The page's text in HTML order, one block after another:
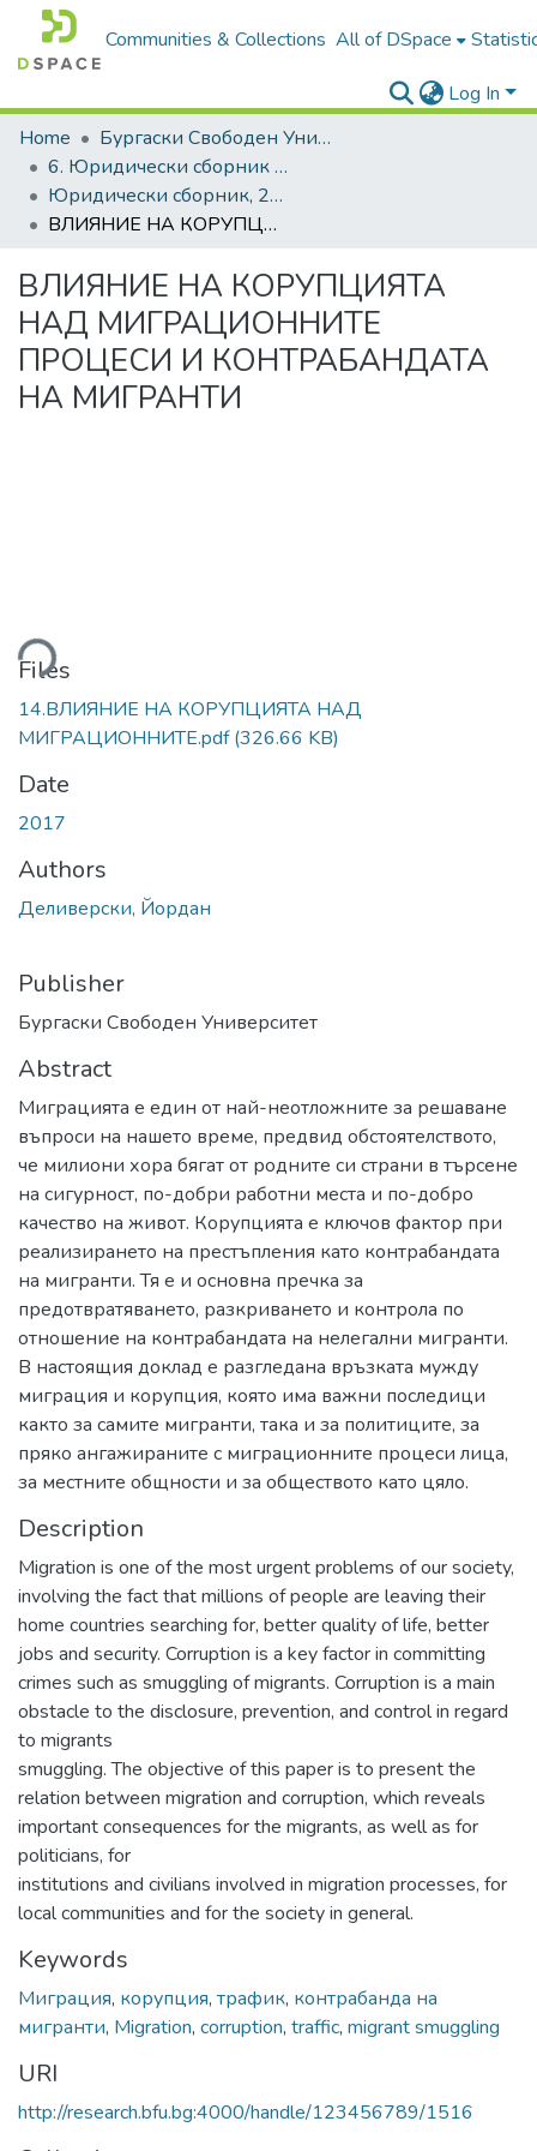
Communities & Collections All of DSpace
Log In
Home
Бургаски Свободен Университет | Burgas Free University
6. Юридически сборник | Journal of Legal Studies
Юридически сборник, 2017, Том XXIV
ВЛИЯНИЕ НА КОРУПЦИЯТА НАД МИГРАЦИОННИТЕ ПРОЦЕСИ И КОНТРАБАНДАТА НА МИГРАНТИ
ВЛИЯНИЕ НА КОРУПЦИЯТА
НАД МИГРАЦИОННИТЕ
ПРОЦЕСИ И КОНТРАБАНДАТА
НА МИГРАНТИ
Files
14.ВЛИЯНИЕ НА КОРУПЦИЯТА НАД
МИГРАЦИОННИТЕ.pdf(326.66 KB)
Date
2017
Authors
Деливерски, Йордан
Publisher
Бургаски Свободен Университет
Abstract
Миграцията е един от най-неотложните за решаване
въпроси на нашето време, предвид обстоятелството,
че милиони хора бягат от родните си страни в търсене
на сигурност, по-добри работни места и по-добро
качество на живот. Корупцията е ключов фактор при
реализирането на престъпления като контрабандата
на мигранти. Тя е и основна пречка за
предотвратяването, разкриването и контрола по
отношение на контрабандата на нелегални мигранти.
В настоящия доклад е разгледана връзката мужду
миграция и корупция, която има важни последици
както за самите мигранти, така и за политиците, за
пряко ангажираните с миграционните процеси лица,
за местните общности и за обществото като цяло.
Description
Migration is one of the most urgent problems of our society,
involving the fact that millions of people are leaving their
home countries searching for, better quality of life, better
jobs and security. Corruption is a key factor in committing
crimes such as smuggling of migrants. Corruption is a main
obstacle to the disclosure, prevention, and control in regard
to migrants
smuggling. The objective of this paper is to present the
relation between migration and corruption, which reveals
important consequences for the migrants, as well as for
politicians, for
institutions and civilians involved in migration processes, for
local communities and for the society in general.
Keywords
Миграция, корупция, трафик, контрабанда на
мигранти, Migration, corruption, traffic, migrant smuggling
URI
http://research.bfu.bg:4000/handle/123456789/1516